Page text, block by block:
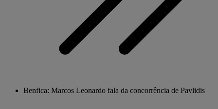
Benfica: Marcos Leonardo fala da concorrência de Pavlidis